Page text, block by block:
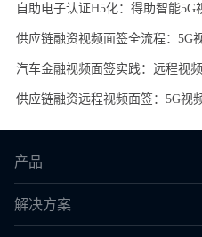
产品
解决方案